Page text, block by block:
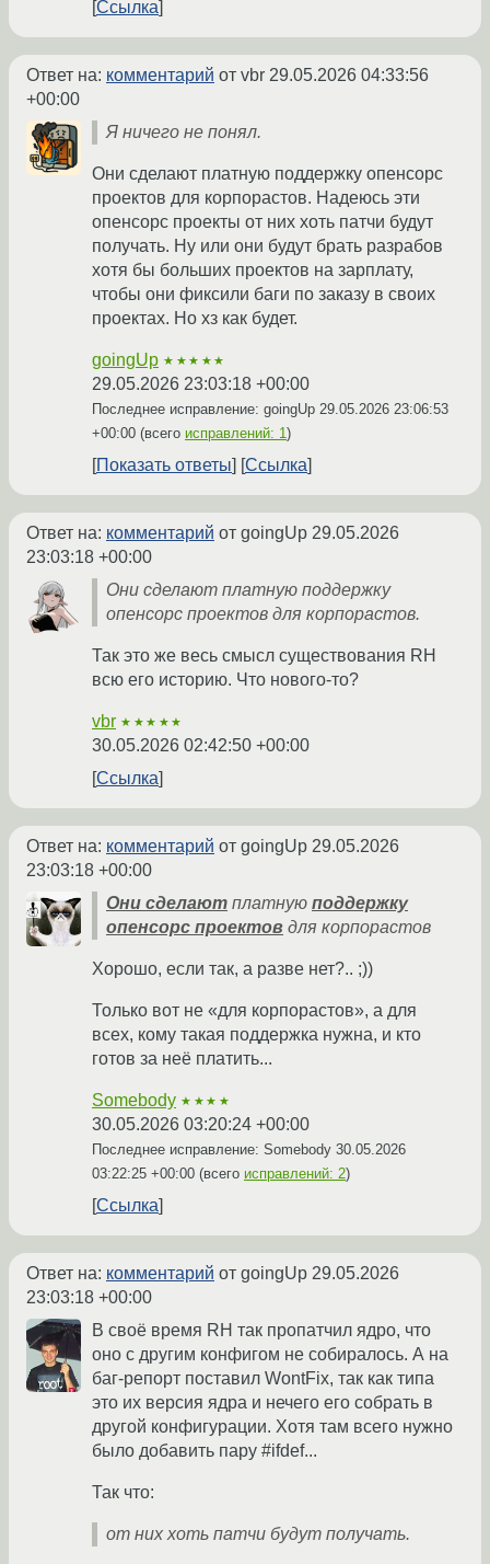
Ссылка
Ответ на: комментарий от vbr 29.05.2026 04:33:56
+00:00
Я ничего не понял.
Они сделают платную поддержку опенсорс
проектов для корпорастов. Надеюсь эти
опенсорс проекты от них хоть патчи будут
получать. Ну или они будут брать разрабов
хотя бы больших проектов на зарплату,
чтобы они фиксили баги по заказу в своих
проектах. Но хз как будет.
goingUp ★★★★★
29.05.2026 23:03:18 +00:00
Последнее исправление: goingUp 29.05.2026 23:06:53
+00:00 (всего исправлений: 1)
Показать ответы Ссылка
Ответ на: комментарий от goingUp 29.05.2026
23:03:18 +00:00
Они сделают платную поддержку
опенсорс проектов для корпорастов.
Так это же весь смысл существования RH
всю его историю. Что нового-то?
vbr ★★★★★
30.05.2026 02:42:50 +00:00
Ссылка
Ответ на: комментарий от goingUp 29.05.2026
23:03:18 +00:00
Они сделают платную поддержку
опенсорс проектов для корпорастов
Хорошо, если так, а разве нет?.. ;))
Только вот не «для корпорастов», а для
всех, кому такая поддержка нужна, и кто
готов за неё платить...
Somebody ★★★★
30.05.2026 03:20:24 +00:00
Последнее исправление: Somebody 30.05.2026
03:22:25 +00:00 (всего исправлений: 2)
Ссылка
Ответ на: комментарий от goingUp 29.05.2026
23:03:18 +00:00
В своё время RH так пропатчил ядро, что
оно с другим конфигом не собиралось. А на
баг-репорт поставил WontFix, так как типа
это их версия ядра и нечего его собрать в
другой конфигурации. Хотя там всего нужно
было добавить пару #ifdef...
Так что:
от них хоть патчи будут получать.